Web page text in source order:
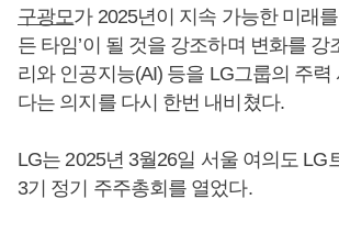
구광모가 2025년이 지속 가능한 미래
든 타임’이 될 것을 강조하며 변화를 강
리와 인공지능(AI) 등을 LG그룹의 주력
다는 의지를 다시 한번 내비쳤다.
LG는 2025년 3월26일 서울 여의도 LG
3기 정기 주주총회를 열었다.